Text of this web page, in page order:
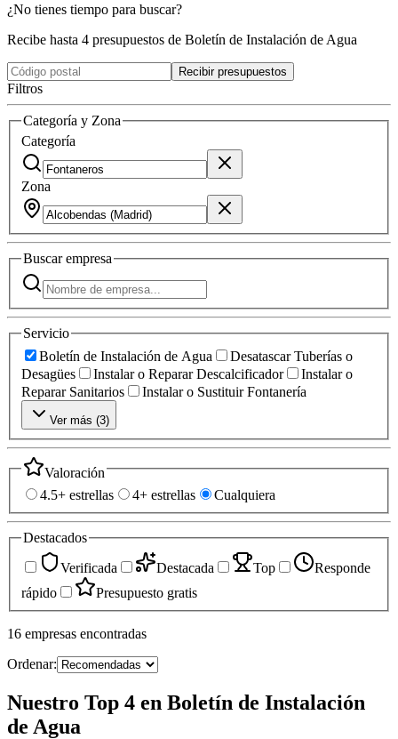
¿No tienes tiempo para buscar?
Recibe hasta 4 presupuestos de Boletín de Instalación de Agua
Recibir presupuestos
Filtros
Categoría y Zona
Categoría
Zona
Buscarempresa
Servicio
Boletín de Instalación de Agua
Desatascar Tuberías o
Desagües
Instalar o Reparar Descalcificador
Instalar o
Reparar Sanitarios
Instalar o Sustituir Fontanería
Ver más (3)
Valoración
4.5+ estrellas
4+ estrellas Cualquiera
Destacados
Verificada
Destacada Top
Responde
rápido
Presupuesto gratis
16 empresas encontradas
Ordenar:
Nuestro Top 4 en Boletín de Instalación
de Agua